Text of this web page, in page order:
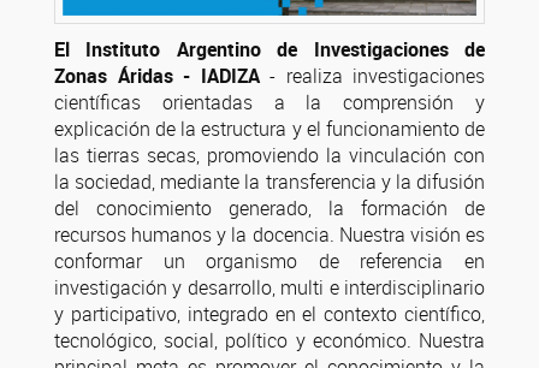
El Instituto Argentino de Investigaciones de
Zonas Áridas - IADIZA- realiza investigaciones
científicas orientadas a la comprensión y
explicación de la estructura y el funcionamiento de
las tierras secas, promoviendo la vinculación con
la sociedad, mediante la transferencia y la difusión
del conocimiento generado, la formación de
recursos humanos y la docencia. Nuestra visión es
conformar un organismo de referencia en
investigación y desarrollo, multi e interdisciplinario
y participativo, integrado en el contexto científico,
tecnológico, social, político y económico. Nuestra